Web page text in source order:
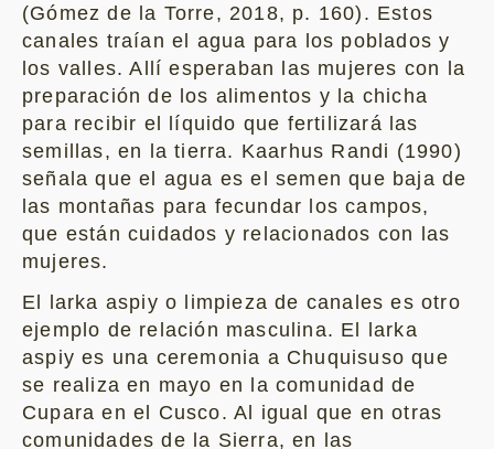
(Gómez de la Torre, 2018, p. 160). Estos
canales traían el agua para los poblados y
los valles. Allí esperaban las mujeres con la
preparación de los alimentos y la chicha
para recibir el líquido que fertilizará las
semillas, en la tierra. Kaarhus Randi (1990)
señala que el agua es el semen que baja de
las montañas para fecundar los campos,
que están cuidados y relacionados con las
mujeres.
El larka aspiy o limpieza de canales es otro
ejemplo de relación masculina. El larka
aspiy es una ceremonia a Chuquisuso que
se realiza en mayo en la comunidad de
Cupara en el Cusco. Al igual que en otras
comunidades de la Sierra, en las